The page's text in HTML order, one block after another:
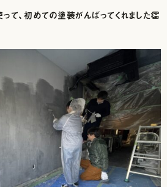
て、初めての塗装がんばってくれました👏